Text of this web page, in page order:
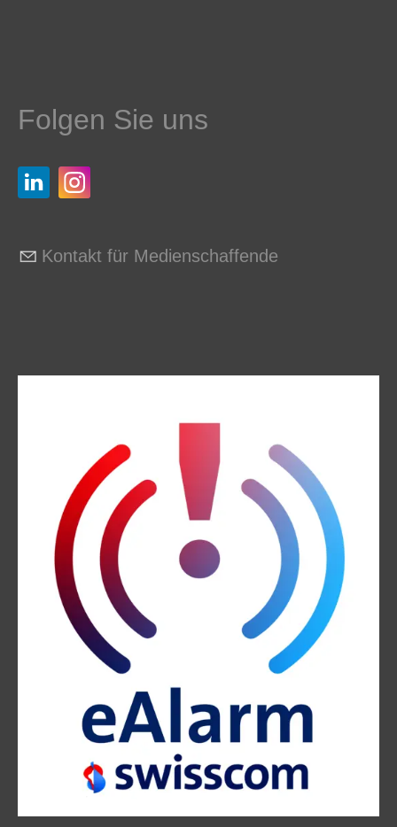
Folgen Sie uns
Kontakt für Medienschaffende